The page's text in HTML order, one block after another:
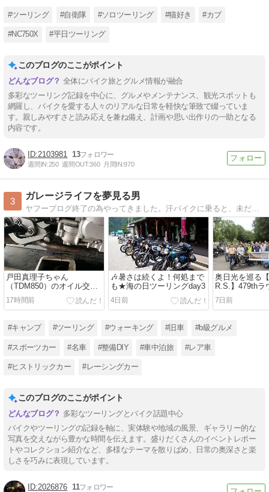
#ツーリング #自衛隊 #ソロツーリング #猫好き #カブ
#NC750X #平日ツーリング
このブログのここがポイント
全体にバイク旅とグルメ情報が融合
多彩なツーリング記録を中心に、グルメやメンテナンス、観光スポットも
網羅し、バイクを愛する人々のリアルな日常を軽快な筆致で綴っていま
す。親しみやすさと読み応えを兼ね備え、計画や思い出作りの一助となる
内容です。
2103981 13
週間IN:250 週間OUT:360 月間IN:970
3
ガレージライフを夢見る男
ヤフーブログ終了の為やってきました。汗バイクに乗ると、未だに楽しくて仕方がない残念なオッサンです。(^^;ほぼほぼバイクがテーマのブログですが、ヨロシクお願い致します。(^^♪
戸田真理子ちゃん
（TDM850）のオイル交換
とリアタイヤがピンチの予
感ざんすの巻
17時間前
🎶暑さは続くよ！何処まで
も★海の日ツーリングday3
4日前
奥日光を巡る
R.S.】479thラ
リング。
7日前
#キャンプ #ツーリング #ウォーキング #旧車 #b級グルメ
#スポーツカー #名車 #整備DIY #車中泊旅 #レア車
#ヒストリックカー #レーシングカー
このブログのここがポイント
多彩なツーリングとバイク話題中心
バイクやツーリングの記録を軸に、実体験や地域の風景、ギャラリー的な
写真を交えながら豊かな時間を伝えます。盛りだくさんのイベントレポー
トやコレクション紹介など、多様なテーマを散りばめ、日常の奥深さと楽
しさを巧みに表現しています。
2026876 11